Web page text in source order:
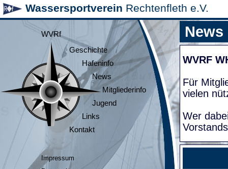
Wassersportverein Rechtenfleth e.V.
WVRf
Geschichte
Hafeninfo
News
Mitgliederinfo
Jugend
Links
Kontakt
Impressum
News
WVRF
Für
vielen
Wer